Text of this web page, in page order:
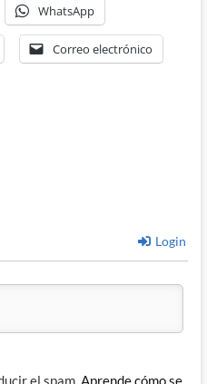
WhatsApp
Correo electrónico
Login
el spam. Aprende cómo se